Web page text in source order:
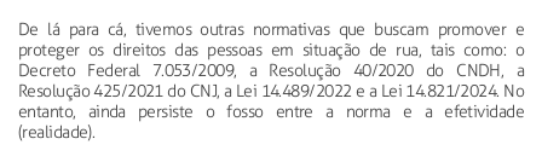
De lá para cá, tivemos outras normativas que buscam promover e
proteger os direitos das pessoas em situação de rua, tais como: o
Decreto Federal 7.053/2009, a Resolução 40/2020 do CNDH, a
Resolução 425/2021 do CNJ, a Lei 14.489/2022 e a Lei 14.821/2024. No
entanto, ainda persiste o fosso entre a norma e a efetividade
(realidade).